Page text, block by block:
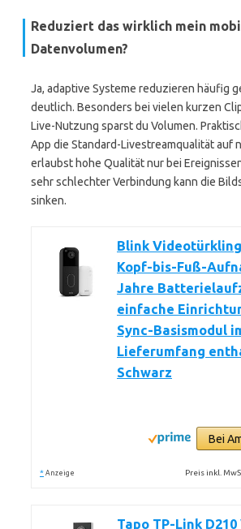
Reduziert das wirklich mein
Datenvolumen?
Ja, adaptive Systeme reduzieren häufig
deutlich. Besonders bei vielen kurzen
Live-Nutzung sparst du Volumen.
App die Standard-Livestreamqualität auf
erlaubst hohe Qualität nur bei
sehr schlechter Verbindung kann die
sinken.
Blink
Kopf-bis-Fuß-
Jahre
einfache
Sync-Basismodul
Lieferumfang
Schwarz
Bei
* Anzeige Preis inkl.
Tapo TP-Link